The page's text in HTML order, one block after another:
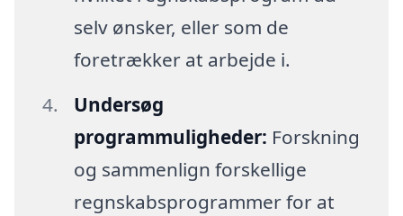
selv ønsker, eller som de
foretrækker at arbejde i.
Undersøg
programmuligheder: Forskning
og sammenlign forskellige
regnskabsprogrammer for at